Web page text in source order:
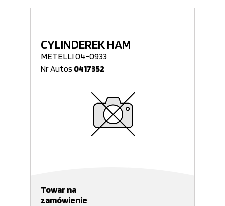
CYLINDEREK HAM
METELLI 04-0933
Nr Autos 0417352
Towar na
zamówienie